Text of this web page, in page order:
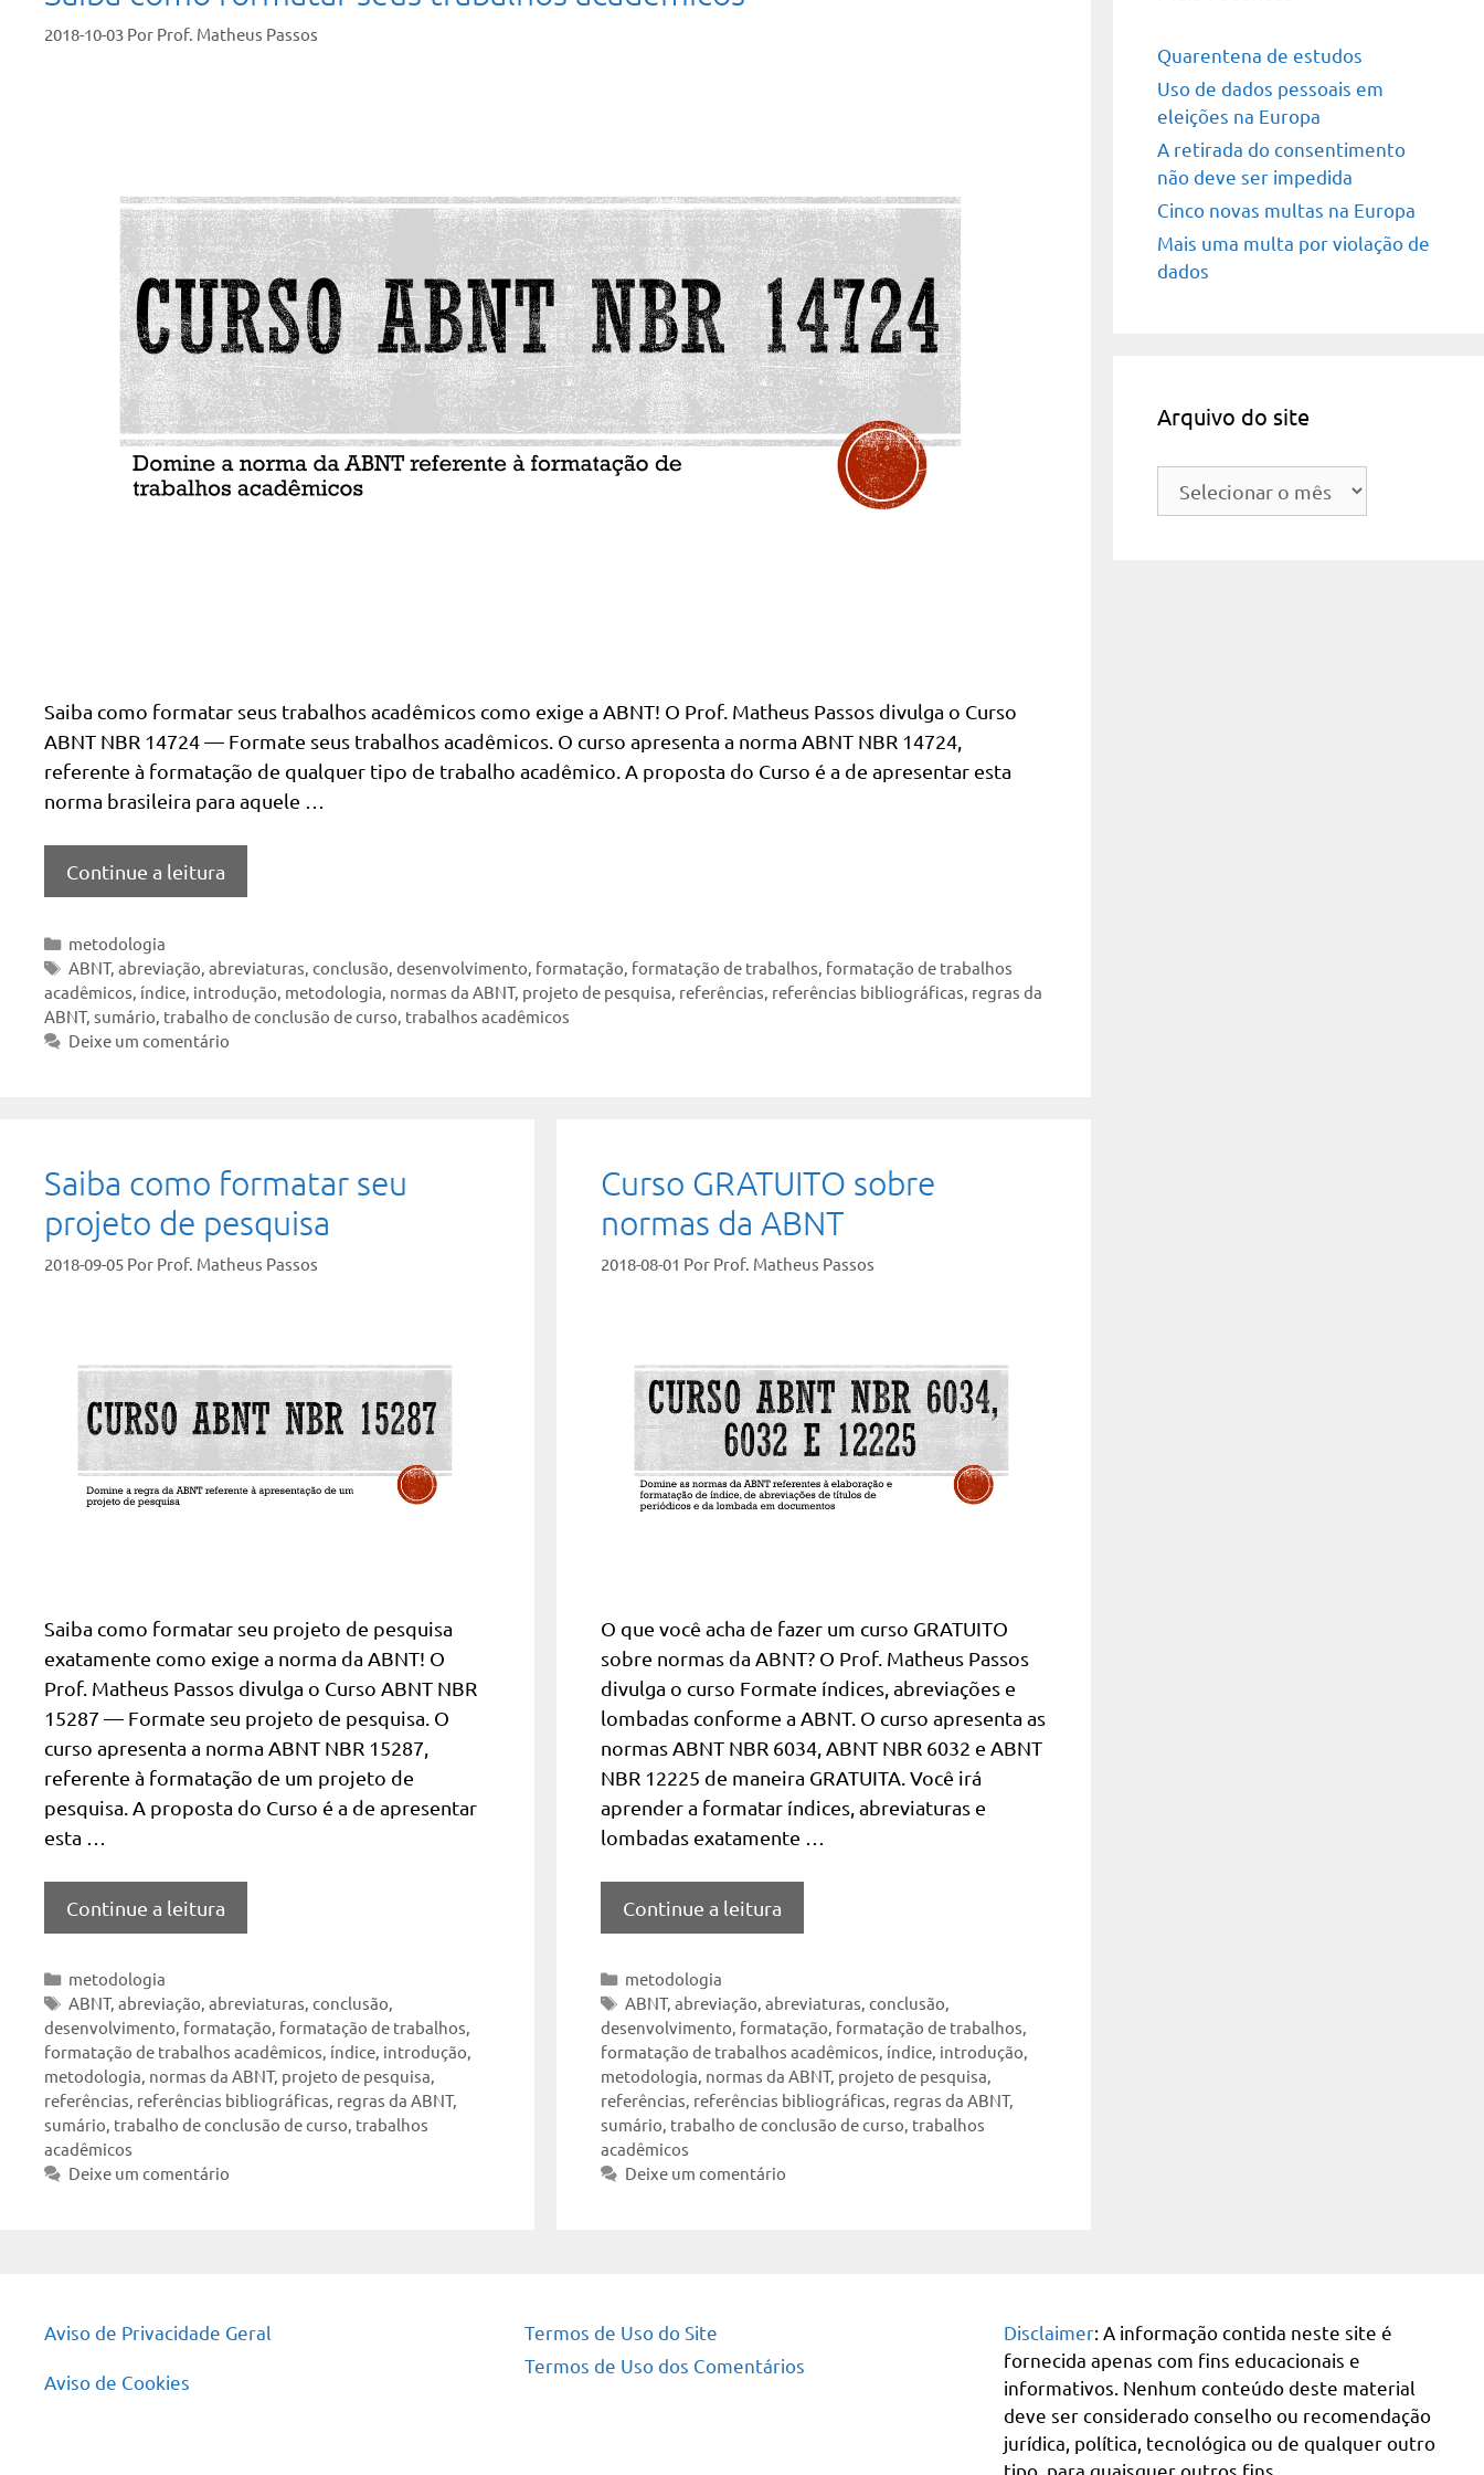
2018-10-03 Por Prof. Matheus Passos
Saiba como formatar seus trabalhos acadêmicos como exige a ABNT! O Prof. Matheus Passos divulga o Curso
ABNT NBR 14724 — Formate seus trabalhos acadêmicos. O curso apresenta a norma ABNT NBR 14724,
referente à formatação de qualquer tipo de trabalho acadêmico. A proposta do Curso é a de apresentar esta
norma brasileira para aquele …
Continue a leitura
Categorias
metodologia
Tags
ABNT,abreviação,abreviaturas,conclusão,desenvolvimento, formatação, formatação de trabalhos, formatação de trabalhos
acadêmicos, índice, introdução, metodologia, normas da ABNT, projeto de pesquisa, referências, referências bibliográficas, regras da
ABNT, sumário, trabalho de conclusão de curso, trabalhos acadêmicos
Deixe um comentário
Saiba como formatar seu
projeto de pesquisa
2018-09-05 Por Prof. Matheus Passos
Saiba como formatar seu projeto de pesquisa
exatamente como exige a norma da ABNT! O
Prof. Matheus Passos divulga o Curso ABNT NBR
15287 — Formate seu projeto de pesquisa. O
curso apresenta a norma ABNT NBR 15287,
referente à formatação de um projeto de
pesquisa. A proposta do Curso é a de apresentar
esta …
Continue a leitura
Categorias
metodologia
Tags
ABNT,abreviação,abreviaturas,conclusão,
desenvolvimento, formatação, formatação de trabalhos,
formatação de trabalhos acadêmicos, índice, introdução,
metodologia, normas da ABNT, projeto de pesquisa,
referências, referências bibliográficas, regras da ABNT,
sumário, trabalho de conclusão de curso, trabalhos
acadêmicos
Deixe um comentário
Curso GRATUITO sobre
normas da ABNT
2018-08-01 Por Prof. Matheus Passos
O que você acha de fazer um curso GRATUITO
sobre normas da ABNT? O Prof. Matheus Passos
divulga o curso Formate índices, abreviações e
lombadas conforme a ABNT. O curso apresenta as
normas ABNT NBR 6034, ABNT NBR 6032 e ABNT
NBR 12225 de maneira GRATUITA. Você irá
aprender a formatar índices, abreviaturas e
lombadas exatamente …
Continue a leitura
Categorias
metodologia
Tags
ABNT,abreviação,abreviaturas,conclusão,
desenvolvimento, formatação, formatação de trabalhos,
formatação de trabalhos acadêmicos, índice, introdução,
metodologia, normas da ABNT, projeto de pesquisa,
referências, referências bibliográficas, regras da ABNT,
sumário, trabalho de conclusão de curso, trabalhos
acadêmicos
Deixe um comentário
Quarentena de estudos
Uso de dados pessoais em
eleições na Europa
A retirada do consentimento
não deve ser impedida
Cinco novas multas na Europa
Mais uma multa por violação de
dados
Arquivo do site
Arquivo
Aviso de Privacidade Geral
Aviso de Cookies
Termos de Uso do Site
Termos de Uso dos Comentários
Disclaimer: A informação contida neste site é
fornecida apenas com fins educacionais e
informativos. Nenhum conteúdo deste material
deve ser considerado conselho ou recomendação
jurídica, política, tecnológica ou de qualquer outro